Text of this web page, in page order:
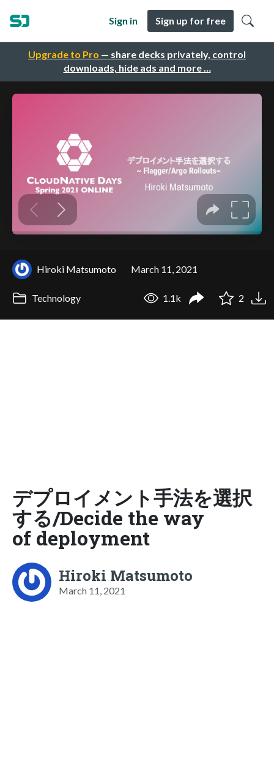
Upgrade to Pro — share decks privately, control
downloads, hide ads and more …
Sign in Sign up for free
Hiroki Matsumoto March 11, 2021
Technology 1.1k 2
デプロイメント手法を選択
する/Decide the way
of deployment
Hiroki Matsumoto
March 11, 2021